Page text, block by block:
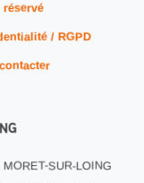
réservé
/ RGPD
SUR-LOING